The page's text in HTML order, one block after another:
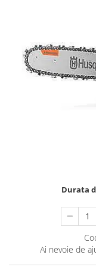
Pila Lant
Role Lant
Accesorii Motocoase
Ham Motocoasa
Durata
Ai nevoie de